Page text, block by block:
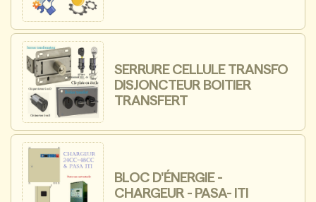
SERRURE CELLULE TRANSFO
DISJONCTEUR BOITIER
TRANSFERT
BLOC D'ÉNERGIE -
CHARGEUR - PASA- ITI